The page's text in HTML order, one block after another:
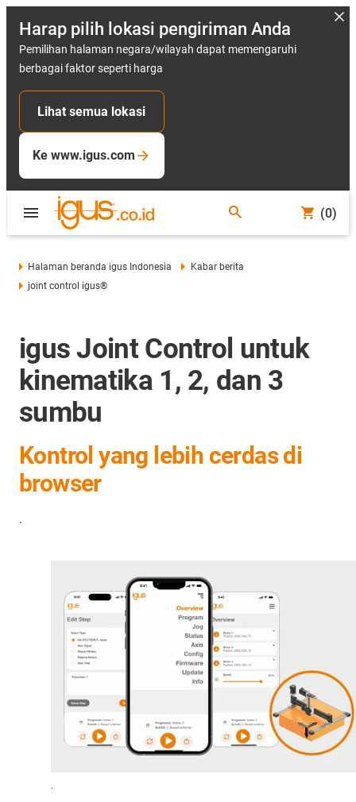
Harap pilih lokasi pengiriman Anda
Pemilihan halaman negara/wilayah dapat memengaruhi
berbagai faktor seperti harga
Lihat semua lokasi
Ke www.igus.com
(0)
Halaman beranda igus Indonesia
Kabar berita
joint control igus®
igus Joint Control untuk
kinematika 1, 2, dan 3
sumbu
Kontrol yang lebih cerdas di
browser
.
.